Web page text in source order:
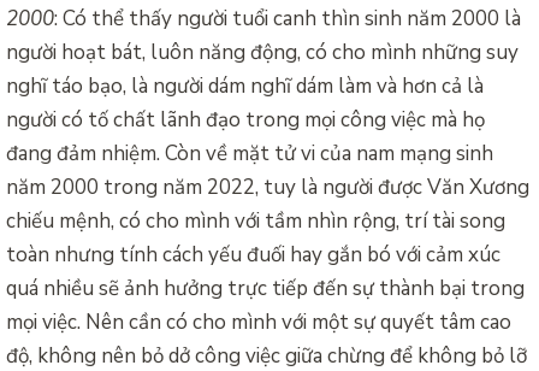
2000: Có thể thấy người tuổi canh thìn sinh năm 2000 là
người hoạt bát, luôn năng động, có cho mình những suy
nghĩ táo bạo, là người dám nghĩ dám làm và hơn cả là
người có tố chất lãnh đạo trong mọi công việc mà họ
đang đảm nhiệm. Còn về mặt tử vi của nam mạng sinh
năm 2000 trong năm 2022, tuy là người được Văn Xương
chiếu mệnh, có cho mình với tầm nhìn rộng, trí tài song
toàn nhưng tính cách yếu đuối hay gắn bó với cảm xúc
quá nhiều sẽ ảnh hưởng trực tiếp đến sự thành bại trong
mọi việc. Nên cần có cho mình với một sự quyết tâm cao
độ, không nên bỏ dở công việc giữa chừng để không bỏ lỡ